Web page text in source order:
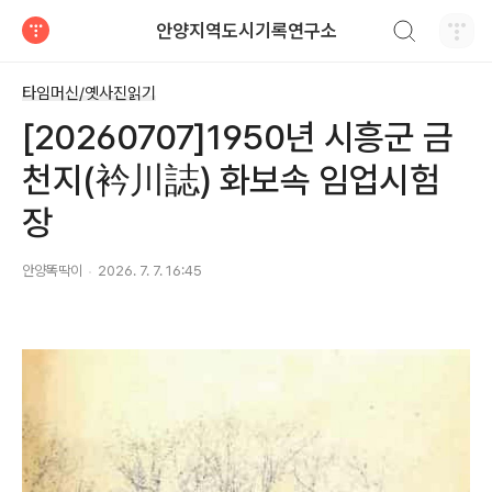
안양지역도시기록연구소
타임머신/옛사진읽기
[20260707]1950년 시흥군 금
천지(衿川誌) 화보속 임업시험
장
안양똑딱이 2026. 7. 7. 16:45